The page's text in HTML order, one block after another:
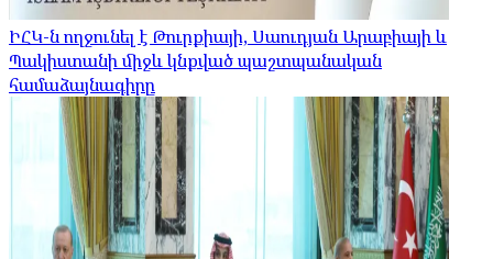
ԻՀԿ-ն ողջունել է Թուրքիայի, Սաուդյան Արաբիայի և
Պակիստանի միջև կնքված պաշտպանական
համաձայնագիրը